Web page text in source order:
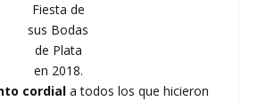
Fiesta de
sus Bodas
de Plata
en 2018.
cordial a todos los que hicieron